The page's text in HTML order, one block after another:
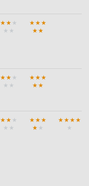
★ ★ ★
★ ★
★ ★ ★
★ ★
★ ★ ★
★ ★
★ ★ ★
★ ★
★ ★ ★
★ ★
★ ★ ★
★ ★
★ ★ ★ ★
★